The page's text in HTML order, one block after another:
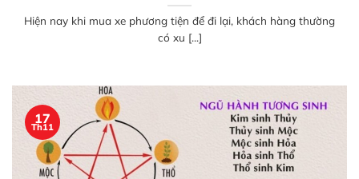
Hiện nay khi mua xe phương tiện để đi lại, khách hàng thường
có xu [...]
17
Th11